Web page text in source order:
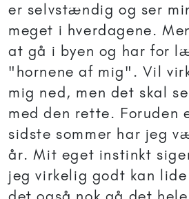
er selvstændig og ser
meget i hverdagene.
at gå i byen og har for
"hornene af mig". Vil
mig ned, men det skal
med den rette. Foruden
sidste sommer har jeg
år. Mit eget instinkt
jeg virkelig godt kan lide